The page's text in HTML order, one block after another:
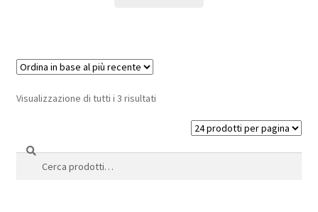
Visualizzazione di tutti i 3 risultati
Cerca:
Cerca